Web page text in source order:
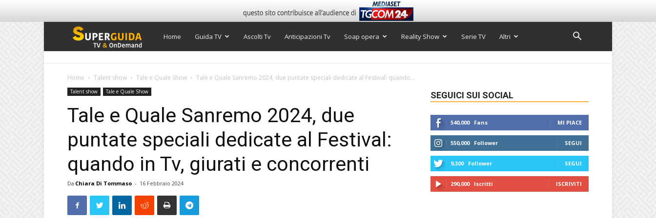
Super
Home Guida TV Ascolti Tv Anticipazioni Tv Soap opera Reality Show Serie TV Altri
Home Talent show Tale e Quale Show Tale e Quale Sanremo 2024, due puntate speciali dedicate al Festival: quando...
Talent show Tale e Quale Show
Tale e Quale Sanremo 2024, due
puntate speciali dedicate al Festival:
quando in Tv, giurati e concorrenti
Da Chiara Di Tommaso - 16 Febbraio 2024
SEGUICI SUI SOCIAL
540,000 Fans MI PIACE
550,000 Follower SEGUI
9,300 Follower SEGUI
290,000 Iscritti ISCRIVITI